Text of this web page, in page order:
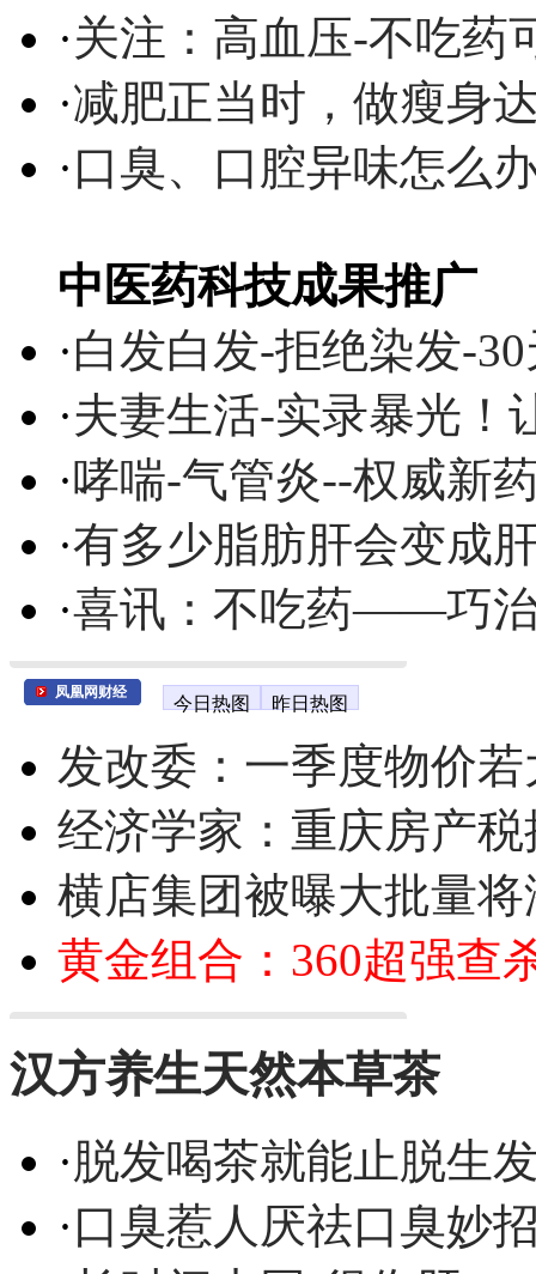
·关注：高血压-不吃药
·减肥正当时，做瘦身
·口臭、口腔异味怎么
中医药科技成果推广
·白发白发-拒绝染发-
·夫妻生活-实录暴光！
·哮喘-气管炎--权威新
·有多少脂肪肝会变成
·喜讯：不吃药——巧
凤凰网财经
今日热图 昨日热图
发改委：一季度物价
经济学家：重庆房产
横店集团被曝大批量
黄金组合：360超强查
汉方养生天然本草茶
·脱发喝茶就能止脱生
·口臭惹人厌祛口臭妙